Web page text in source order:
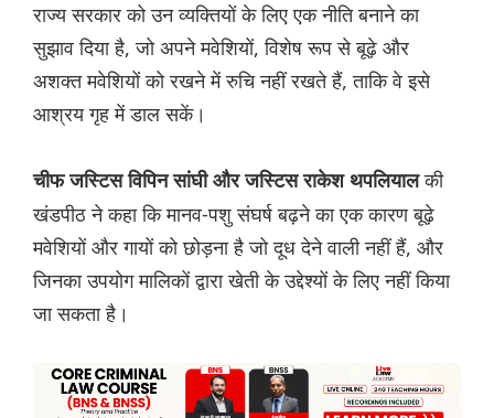
राज्य सरकार को उन व्यक्तियों के लिए एक नीति बनाने का
सुझाव दिया है, जो अपने मवेशियों, विशेष रूप से बूढ़े और
अशक्त मवेशियों को रखने में रुचि नहीं रखते हैं, ताकि वे इसे
आश्रय गृह में डाल सकें।
चीफ जस्टिस विपिन सांघी और जस्टिस राकेश थपलियालकी
खंडपीठ ने कहा कि मानव-पशु संघर्ष बढ़ने का एक कारण बूढ़े
मवेशियों और गायों को छोड़ना है जो दूध देने वाली नहीं हैं, और
जिनका उपयोग मालिकों द्वारा खेती के उद्देश्यों के लिए नहीं किया
जा सकता है।